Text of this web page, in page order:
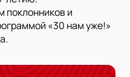
поклонников и
«30 нам уже!»